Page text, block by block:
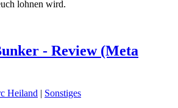
lohnen wird.
- Review (Meta
Heiland | Sonstiges